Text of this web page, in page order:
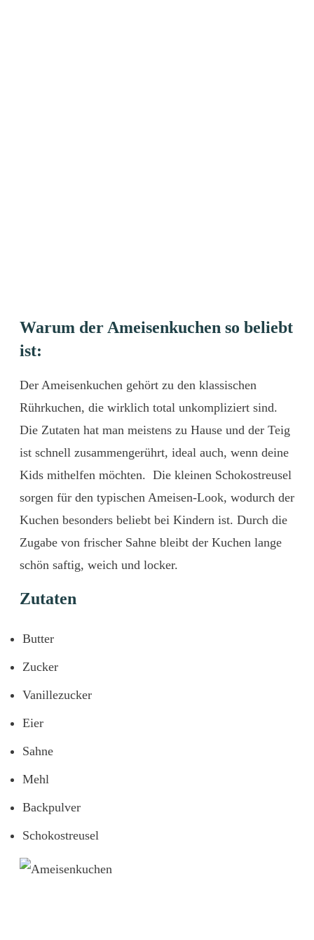
Warum der Ameisenkuchen so beliebt
ist:
Der Ameisenkuchen gehört zu den klassischen
Rührkuchen, die wirklich total unkompliziert sind.
Die Zutaten hat man meistens zu Hause und der Teig
ist schnell zusammengerührt, ideal auch, wenn deine
Kids mithelfen möchten. Die kleinen Schokostreusel
sorgen für den typischen Ameisen-Look, wodurch der
Kuchen besonders beliebt bei Kindern ist. Durch die
Zugabe von frischer Sahne bleibt der Kuchen lange
schön saftig, weich und locker.
Zutaten
Butter
Zucker
Vanillezucker
Eier
Sahne
Mehl
Backpulver
Schokostreusel